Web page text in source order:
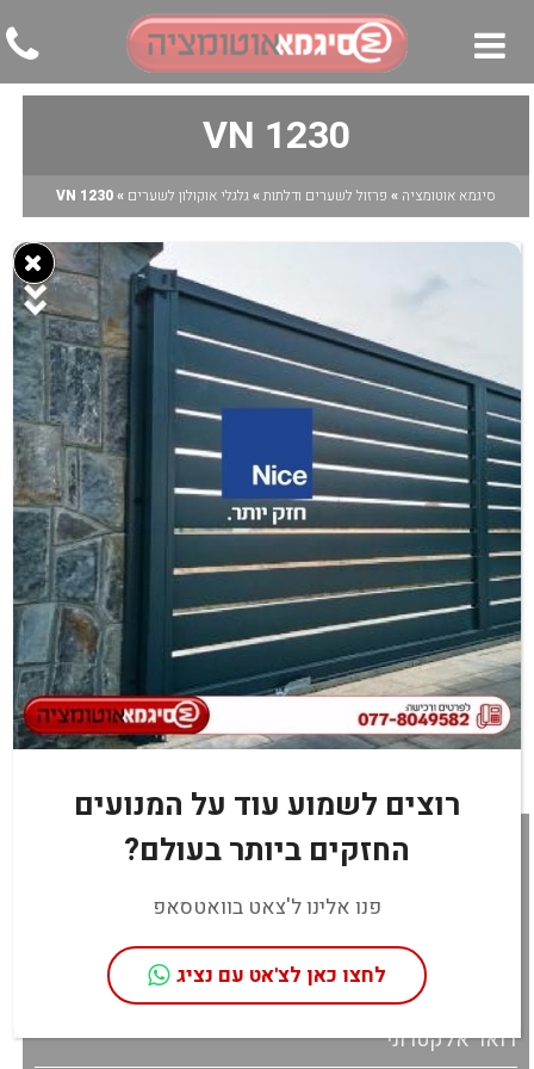
▼
1230 VN
סיגמא אוטומציה » פרזול לשערים ודלתות»גלגלי אוקולון לשערים »
1230 VN
או חייגו עכשיו:077-8049582
רוצים לשמוע עוד על המנועים
החזקים ביותר בעולם?
פנו אלינו ל'צאט בוואטסאפ
לחצו כאן לצ'אט עם נציג